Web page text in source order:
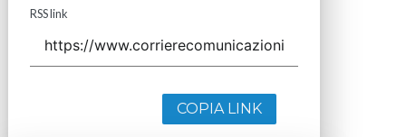
RSS link
COPIA LINK